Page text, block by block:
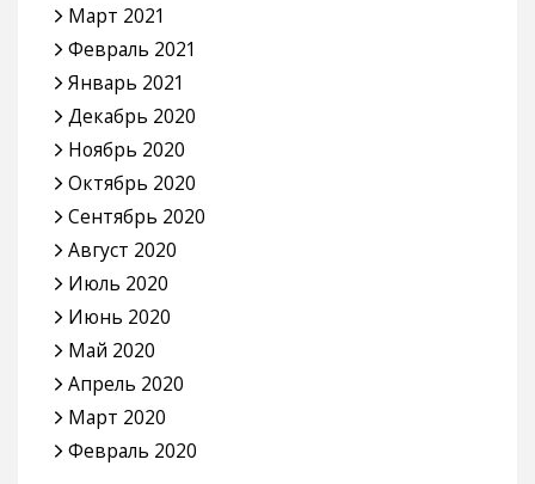
Март 2021
Февраль 2021
Январь 2021
Декабрь 2020
Ноябрь 2020
Октябрь 2020
Сентябрь 2020
Август 2020
Июль 2020
Июнь 2020
Май 2020
Апрель 2020
Март 2020
Февраль 2020